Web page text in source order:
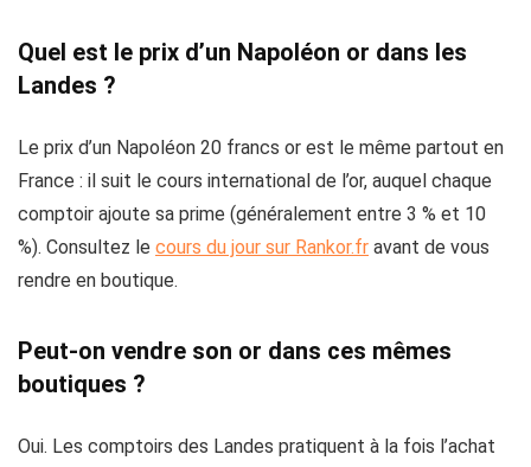
Quel est le prix d’un Napoléon or dans les
Landes ?
Le prix d’un Napoléon 20 francs or est le même partout en
France : il suit le cours international de l’or, auquel chaque
comptoir ajoute sa prime (généralement entre 3 % et 10
%). Consultez le cours du jour sur Rankor.fr avant de vous
rendre en boutique.
Peut-on vendre son or dans ces mêmes
boutiques ?
Oui. Les comptoirs des Landes pratiquent à la fois l’achat